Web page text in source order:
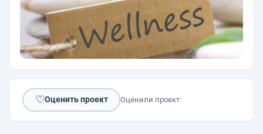
♡Оценить проект Оценили проект: